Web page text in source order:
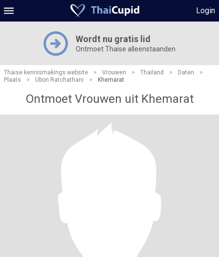
Login
Wordt nu gratis lid
Ontmoet Thaise alleenstaanden
Thaise kennismakings website > Vrouwen > Thailand > Daten
>
Plaats
> Ubon Ratchathani > Khemarat
Ontmoet Vrouwen uit Khemarat